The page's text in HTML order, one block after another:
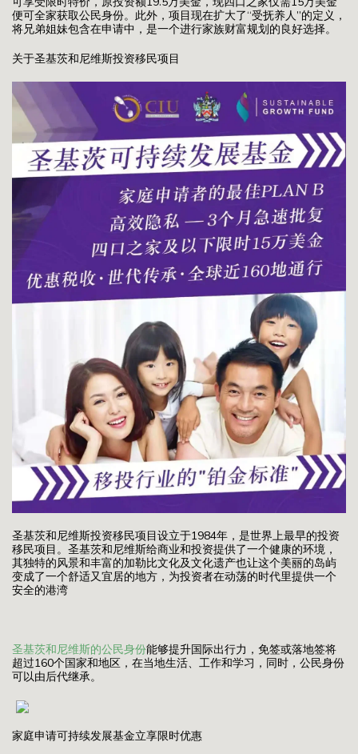
便可全家获取公民身份。此外，项目现在扩大了“受抚养人”的定义，
将兄弟姐妹包含在申请中，是一个进行家族财富规划的良好选择。
关于圣基茨和尼维斯投资移民项目
圣基茨和尼维斯投资移民项目设立于1984年，是世界上最早的投资
移民项目。圣基茨和尼维斯给商业和投资提供了一个健康的环境，
其独特的风景和丰富的加勒比文化及文化遗产也让这个美丽的岛屿
变成了一个舒适又宜居的地方，为投资者在动荡的时代里提供一个
安全的港湾
圣基茨和尼维斯的公民身份能够提升国际出行力，免签或落地签将
超过160个国家和地区，在当地生活、工作和学习，同时，公民身份
可以由后代继承。
家庭申请可持续发展基金立享限时优惠